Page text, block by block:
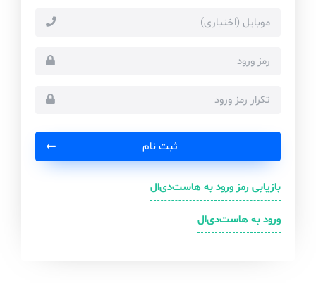
موبایل (اختیاری)
رمز ورود
تکرار رمز ورود
ثبت نام
بازیابی رمز ورود به هاست‌دی‌ال
ورود به هاست‌دی‌ال